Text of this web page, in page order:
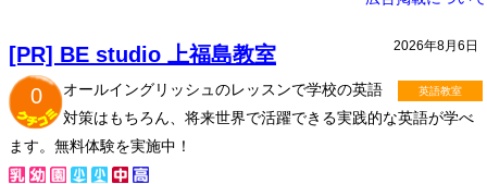
2026年8月6日
英語教室
[PR] BE studio 上福島教室
0
オールイングリッシュのレッスンで学校の英語
対策はもちろん、将来世界で活躍できる実践的な英語が学べ
ます。無料体験を実施中！